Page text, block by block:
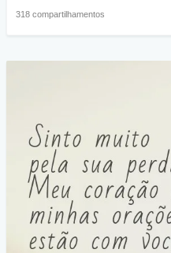
318 compartilhamentos